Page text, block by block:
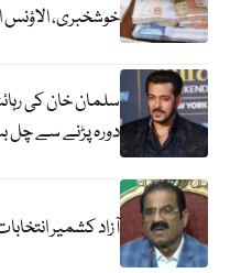
خوشخبری، الاؤنس
سلمان خان کی
دورہ پڑنے سے چل
آزاد کشمیر